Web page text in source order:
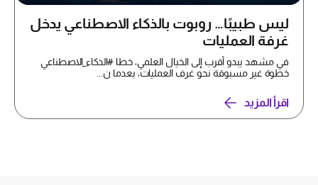
ليس طبيبًا… روبوت بالذكاء الاصطناعي يدخل
غرفة العمليات
في مشهد يبدو أقرب إلى الخيال العلمي، خطا #الذكاء_الاصطناعي
خطوة غير مسبوقة نحو غرف العمليات، بعدما ن...
اقرأ المزيد